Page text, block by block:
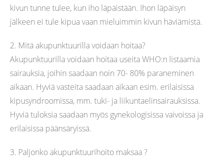
kivun tunne tulee, kun iho läpäistään. Ihon läpäisyn
jälkeen ei tule kipua vaan mieluimmin kivun häviämistä.
2. Mitä akupunktuurilla voidaan hoitaa?
Akupunktuurilla voidaan hoitaa useita WHO:n listaamia
sairauksia, joihin saadaan noin 70- 80% paraneminen
aikaan. Hyviä vasteita saadaan aikaan esim. erilaisissa
kipusyndroomissa, mm. tuki- ja liikuntaelinsairauksissa.
Hyviä tuloksia saadaan myös gynekologisissa vaivoissa ja
erilaisissa päänsäryissä.
3. Paljonko akupunktuurihoito maksaa ?